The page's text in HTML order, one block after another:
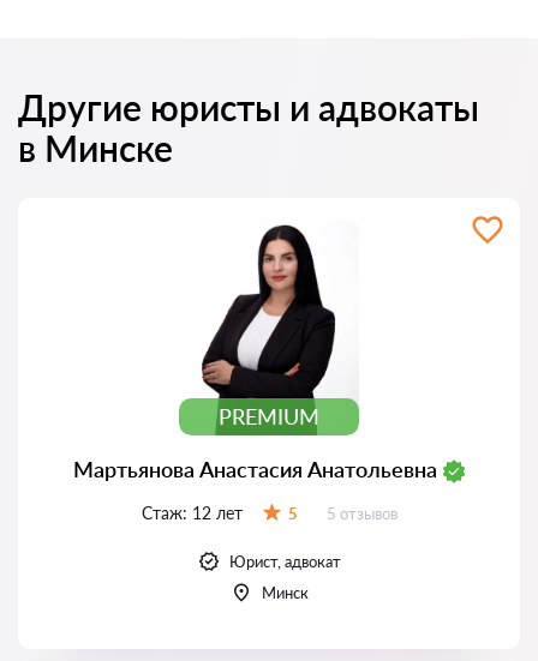
Другие юристы и адвокаты
в Минске
PREMIUM
Мартьянова Анастасия Анатольевна
Стаж: 12 лет 5 Отзывов:
5 отзывов
Юрист, адвокат
Минск